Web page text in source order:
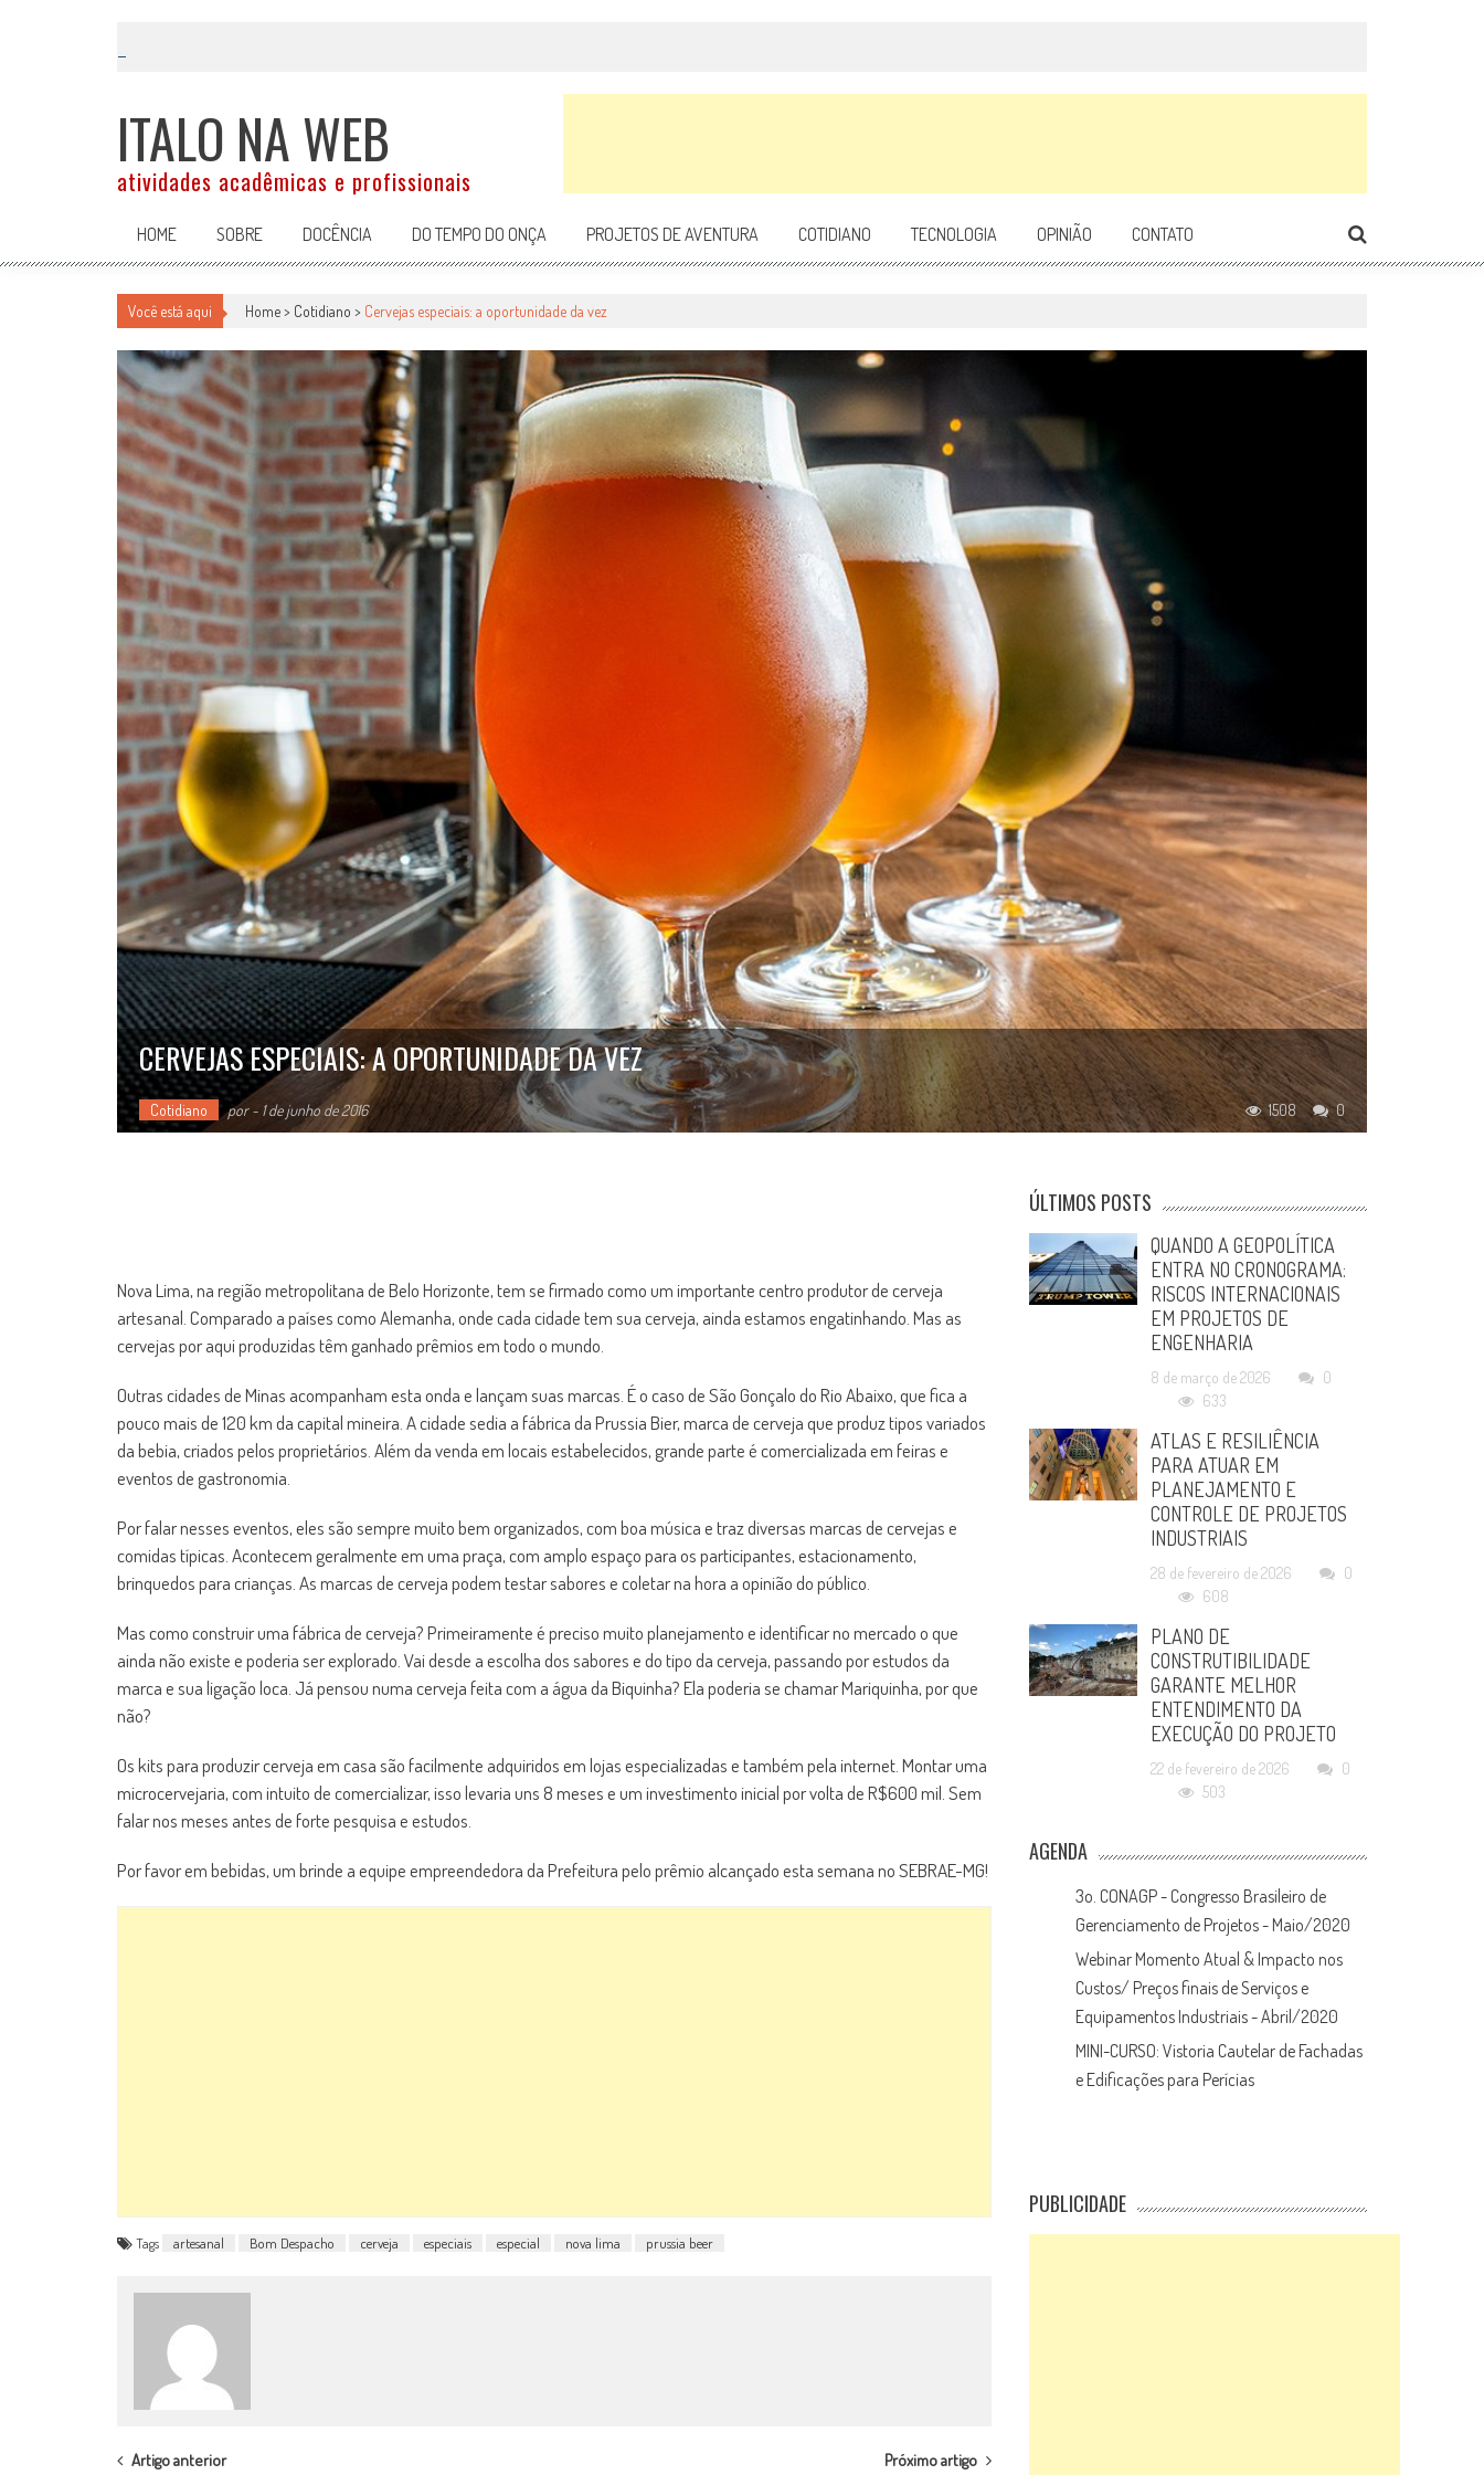
ITALO NA WEB
atividades acadêmicas e profissionais
HOME SOBRE DOCÊNCIA DO TEMPO DO ONÇA PROJETOS DE AVENTURA COTIDIANO TECNOLOGIA OPINIÃO CONTATO
Você está aqui Home > Cotidiano > Cervejas especiais: a oportunidade da vez
CERVEJAS ESPECIAIS: A OPORTUNIDADE DA VEZ
Cotidiano por- 1 de junho de 2016 0
1508
Nova Lima, na região metropolitana de Belo Horizonte, tem se firmado como um importante centro produtor de cerveja
artesanal. Comparado a países como Alemanha, onde cada cidade tem sua cerveja, ainda estamos engatinhando. Mas as
cervejas por aqui produzidas têm ganhado prêmios em todo o mundo.
Outras cidades de Minas acompanham esta onda e lançam suas marcas. É o caso de São Gonçalo do Rio Abaixo, que fica a
pouco mais de 120 km da capital mineira. A cidade sedia a fábrica da Prussia Bier, marca de cerveja que produz tipos variados
da bebia, criados pelos proprietários. Além da venda em locais estabelecidos, grande parte é comercializada em feiras e
eventos de gastronomia.
Por falar nesses eventos, eles são sempre muito bem organizados, com boa música e traz diversas marcas de cervejas e
comidas típicas. Acontecem geralmente em uma praça, com amplo espaço para os participantes, estacionamento,
brinquedos para crianças. As marcas de cerveja podem testar sabores e coletar na hora a opinião do público.
Mas como construir uma fábrica de cerveja? Primeiramente é preciso muito planejamento e identificar no mercado o que
ainda não existe e poderia ser explorado. Vai desde a escolha dos sabores e do tipo da cerveja, passando por estudos da
marca e sua ligação loca. Já pensou numa cerveja feita com a água da Biquinha? Ela poderia se chamar Mariquinha, por que
não?
Os kits para produzir cerveja em casa são facilmente adquiridos em lojas especializadas e também pela internet. Montar uma
microcervejaria, com intuito de comercializar, isso levaria uns 8 meses e um investimento inicial por volta de R$600 mil. Sem
falar nos meses antes de forte pesquisa e estudos.
Por favor em bebidas, um brinde a equipe empreendedora da Prefeitura pelo prêmio alcançado esta semana no SEBRAE-MG!
Tags artesanal Bom Despacho cerveja especiais especial nova lima prussia beer
POST
Artigo anterior Próximo artigo
ÚLTIMOS POSTS
QUANDO A GEOPOLÍTICA
ENTRA NO CRONOGRAMA:
RISCOS INTERNACIONAIS
EM PROJETOS DE
ENGENHARIA
8 de março de 2026
0
633
ATLAS E RESILIÊNCIA
PARA ATUAR EM
PLANEJAMENTO E
CONTROLE DE PROJETOS
INDUSTRIAIS
28 de fevereiro de 2026
0
608
PLANO DE
CONSTRUTIBILIDADE
GARANTE MELHOR
ENTENDIMENTO DA
EXECUÇÃO DO PROJETO
22 de fevereiro de 2026
0
503
AGENDA
3o. CONAGP - Congresso Brasileiro de
Gerenciamento de Projetos - Maio/2020
Webinar Momento Atual & Impacto nos
Custos/ Preços finais de Serviços e
Equipamentos Industriais - Abril/2020
MINI-CURSO: Vistoria Cautelar de Fachadas
e Edificações para Perícias
PUBLICIDADE